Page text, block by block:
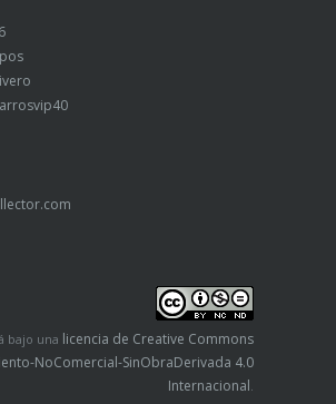
bajo una licencia de Creative Commons
NoComercial-SinObraDerivada 4.0
Internacional